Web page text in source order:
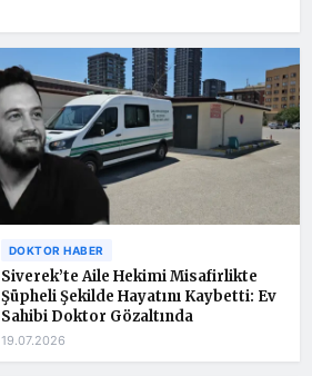
DOKTOR HABER
Siverek’te Aile Hekimi Misafirlikte
Şüpheli Şekilde Hayatını Kaybetti: Ev
Sahibi Doktor Gözaltında
19.07.2026